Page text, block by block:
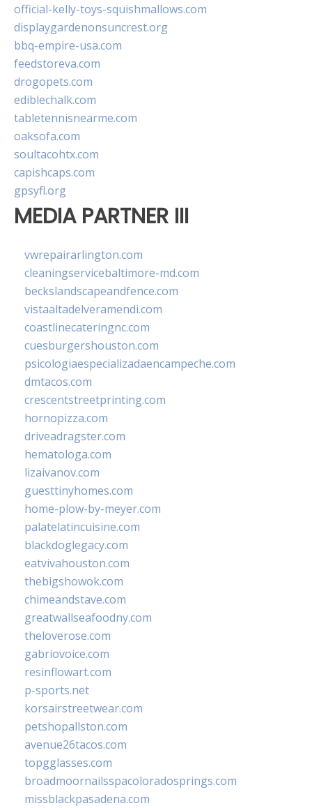
official-kelly-toys-squishmallows.com
displaygardenonsuncrest.org
bbq-empire-usa.com
feedstoreva.com
drogopets.com
ediblechalk.com
tabletennisnearme.com
oaksofa.com
soultacohtx.com
capishcaps.com
gpsyfl.org
MEDIA PARTNER III
vwrepairarlington.com
cleaningservicebaltimore-md.com
beckslandscapeandfence.com
vistaaltadelveramendi.com
coastlinecateringnc.com
cuesburgershouston.com
psicologiaespecializadaencampeche.com
dmtacos.com
crescentstreetprinting.com
hornopizza.com
driveadragster.com
hematologa.com
lizaivanov.com
guesttinyhomes.com
home-plow-by-meyer.com
palatelatincuisine.com
blackdoglegacy.com
eatvivahouston.com
thebigshowok.com
chimeandstave.com
greatwallseafoodny.com
theloverose.com
gabriovoice.com
resinflowart.com
p-sports.net
korsairstreetwear.com
petshopallston.com
avenue26tacos.com
topgglasses.com
broadmoornailsspacoloradosprings.com
missblackpasadena.com